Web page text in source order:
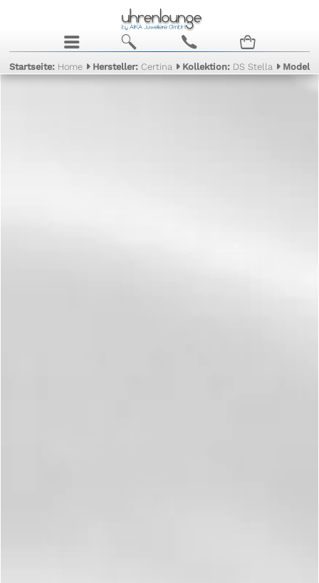
j b c n
Startseite: Home Hersteller:Certina Kollektion: DS Stella Modell: